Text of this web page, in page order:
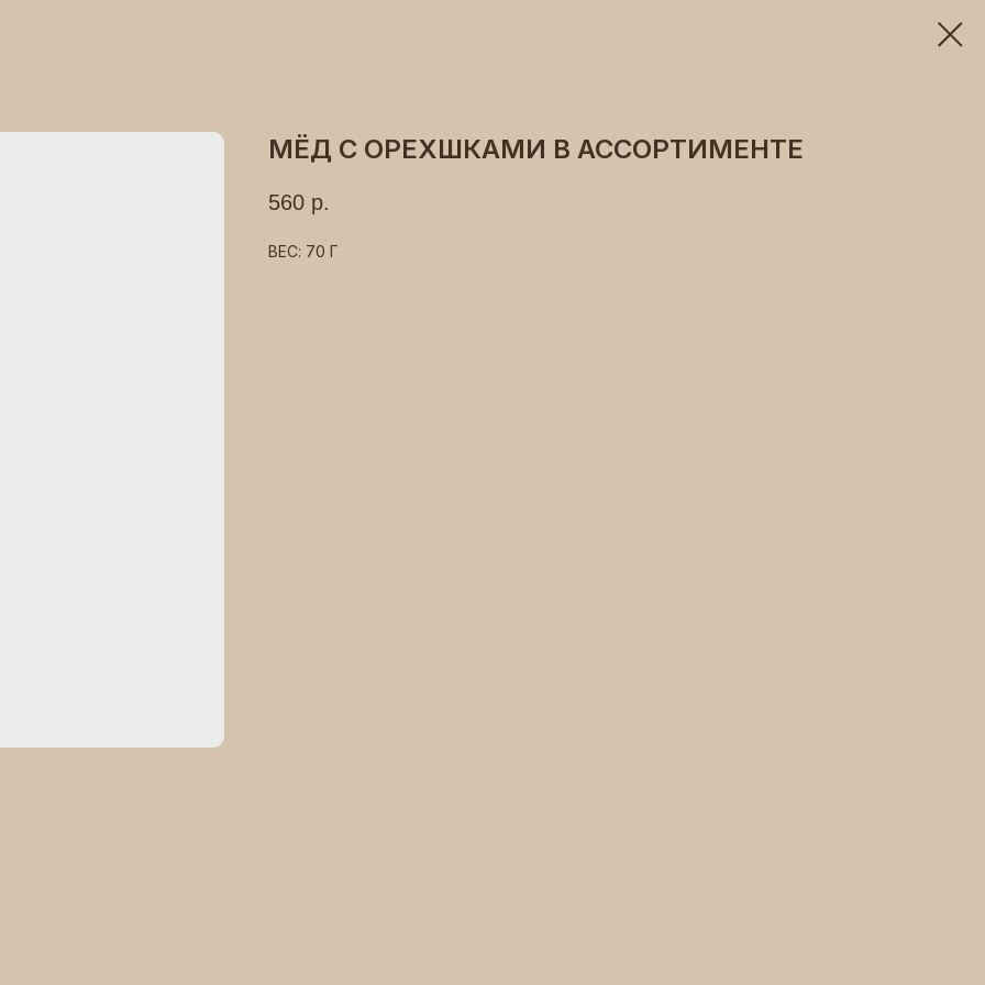
МЁД С ОРЕХШКАМИ В АССОРТИМЕНТЕ
560 р.
ВЕС: 70 Г